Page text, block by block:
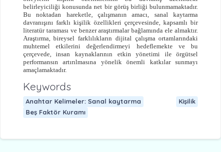
belirleyiciliği konusunda net bir görüş birliği bulunmamaktadır.
Bu noktadan hareketle, çalışmanın amacı, sanal kaytarma
davranışını farklı kişilik özellikleri çerçevesinde, kapsamlı bir
literatür taraması ve benzer araştırmalar bağlamında ele almaktır.
Araştırma, bireysel farklılıkların dijital çalışma ortamlarındaki
muhtemel etkilerini değerlendirmeyi hedeflemekte ve bu
çerçevede, insan kaynaklarının etkin yönetimi ile örgütsel
performansın artırılmasına yönelik önemli katkılar sunmayı
amaçlamaktadır.
Keywords
Anahtar Kelimeler: Sanal kaytarma
Kişilik
Beş Faktör Kuramı